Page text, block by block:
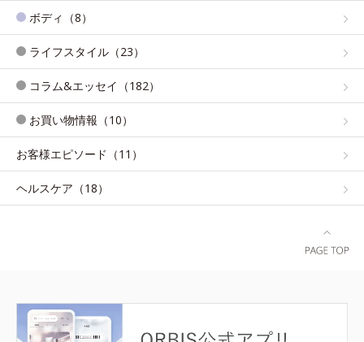
ボディ（8）
ライフスタイル（23）
コラム&エッセイ（182）
お買い物情報（10）
お客様エピソード（11）
ヘルスケア（18）